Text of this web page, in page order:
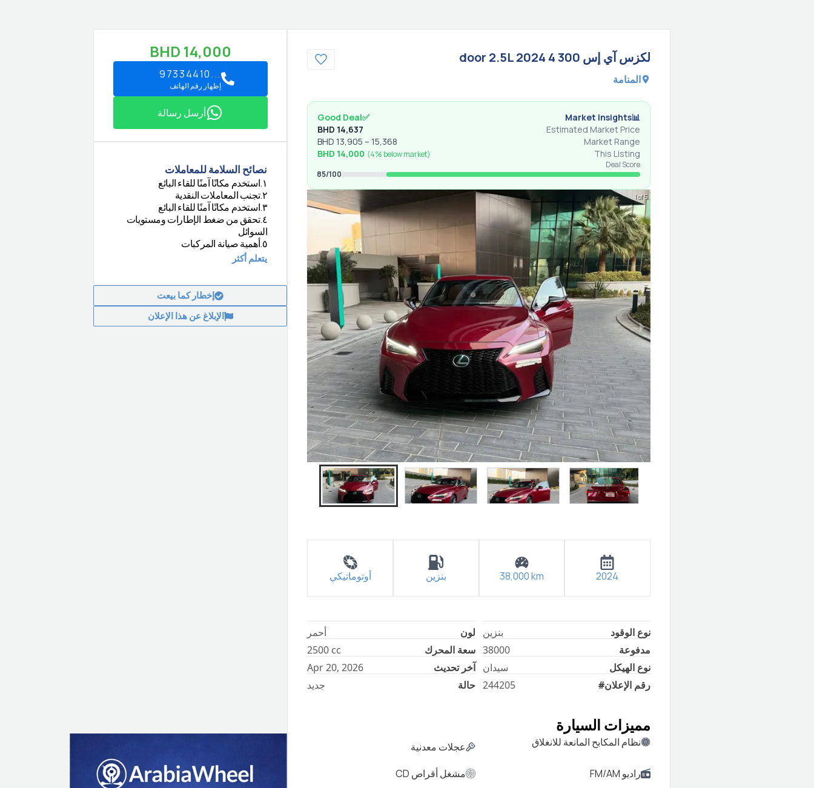
لكزسآي إس 300 4 door 2.5L
2024
المنامة
📊
Market Insights
✅
Good Deal
Estimated Market Price
BHD 14,637
Market Range
BHD13,905 –15,368
This Listing
BHD 14,000 (4% belowmarket)
Deal Score
85/100
1 of 5
2024
38,000km بنزين أوتوماتيكي
نوع الوقود
بنزين
مدفوعة
38000
نوع الهيكل
سيدان
رقم الإعلان#
244205
لون
أحمر
سعة المحرك
2500 cc
آخر تحديث
Apr 20, 2026
حالة
جديد
مميزات السيارة
نظام المكابح المانعة للانغلاق
عجلات معدنية
راديو FM/AM
مشغل أقراص CD
BHD 14,000
97334410...
إظهار رقم الهاتف
أرسل رسالة
نصائح السلامة للمعاملات
١.استخدم مكانًا آمنًا للقاء البائع
٢.تجنب المعاملات النقدية
٣.استخدم مكانًا آمنًا للقاء البائع
٤.تحقق من ضغط الإطارات ومستويات
السوائل
٥.أهمية صيانة المركبات
يتعلم أكثر
إخطار كما بيعت
الإبلاغ عن هذا الإعلان